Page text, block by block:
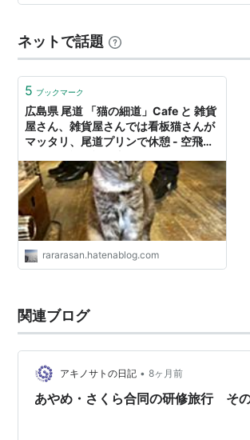
ネットで話題
5 ブックマーク
広島県 尾道 「猫の細道」Cafe と 雑貨
屋さん、雑貨屋さんでは看板猫さんが
マッタリ、尾道プリンで休憩 - 空飛ぶ
rararasan.hatenablog.com
関連ブログ
アキノサトの日記 • 8ヶ月前
あやめ・さくら合同の研修旅行